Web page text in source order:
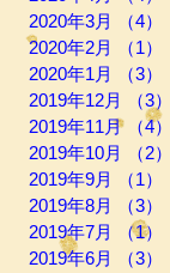
2020年3月
（4）
2020年2月
（1）
2020年1月
（3）
2019年12月
（3）
2019年11月
（4）
2019年10月
（2）
2019年9月
（1）
2019年8月
（3）
2019年7月
（1）
2019年6月
（3）